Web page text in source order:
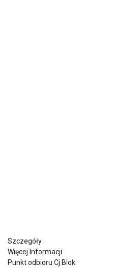
Szczegóły
Więcej Informacji
Punkt odbioru Cj Blok